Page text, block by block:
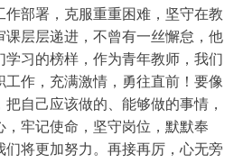
部署，克服重重困难，坚守在教
课层层递进，不曾有一丝懈怠，他
习的榜样，作为青年教师，我们
作，充满激情，勇往直前！要像
自己应该做的、能够做的事情，
牢记使命，坚守岗位，默默奉
们将更加努力。再接再厉，心无旁